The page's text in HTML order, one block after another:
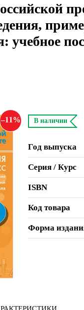
учебное
11 В наличии
Год выпуска
Серия / Курс
ISBN
Код товара
Форма